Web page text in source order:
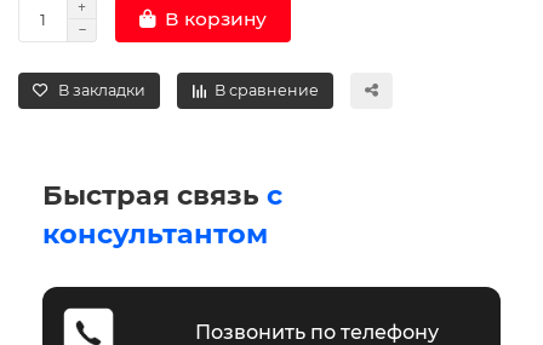
В корзину
В закладки В сравнение
Быстрая связь с
консультантом
Позвонить по телефону